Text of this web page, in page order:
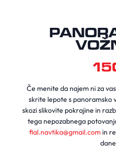
Če menite da najem ni za
skrite lepote s panoramsko
skozi slikovite pokrajine in
tega nepozabnega
fial.navtika@gmail.comin